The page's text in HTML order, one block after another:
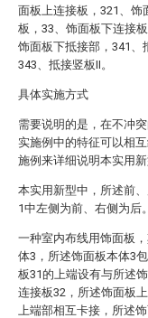
面板上连接板，321、饰
板，33、饰面板下连接
饰面板下抵接部，341、
343、抵接竖板II。
具体实施方式
需要说明的是，在不冲
实施例中的特征可以相
施例来详细说明本实用新
本实用新型中，所述前
1中左侧为前、右侧为后。
一种室内布线用饰面板
体3，所述饰面板本体3
板31的上端设有与所述
连接板32，所述饰面板
上端部相互卡接，所述